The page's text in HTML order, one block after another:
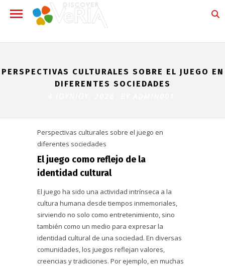
PERSPECTIVAS CULTURALES SOBRE EL JUEGO EN
DIFERENTES SOCIEDADES
Perspectivas culturales sobre el juego en
diferentes sociedades
El juego como reflejo de la
identidad cultural
El juego ha sido una actividad intrínseca a la
cultura humana desde tiempos inmemoriales,
sirviendo no solo como entretenimiento, sino
también como un medio para expresar la
identidad cultural de una sociedad. En diversas
comunidades, los juegos reflejan valores,
creencias y tradiciones. Por ejemplo, en muchas